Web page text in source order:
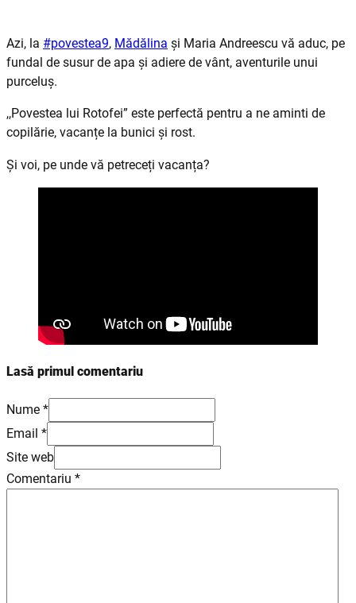
Azi, la #povestea9, Mădălina și Maria Andreescu vă aduc, pe
fundal de susur de apa și adiere de vânt, aventurile unui
purceluș.
,,Povestea lui Rotofei” este perfectă pentru a ne aminti de
copilărie, vacanțe la bunici și rost.
Și voi, pe unde vă petreceți vacanța?
Lasă primul comentariu
Nume *
Email *
Site web
Comentariu *